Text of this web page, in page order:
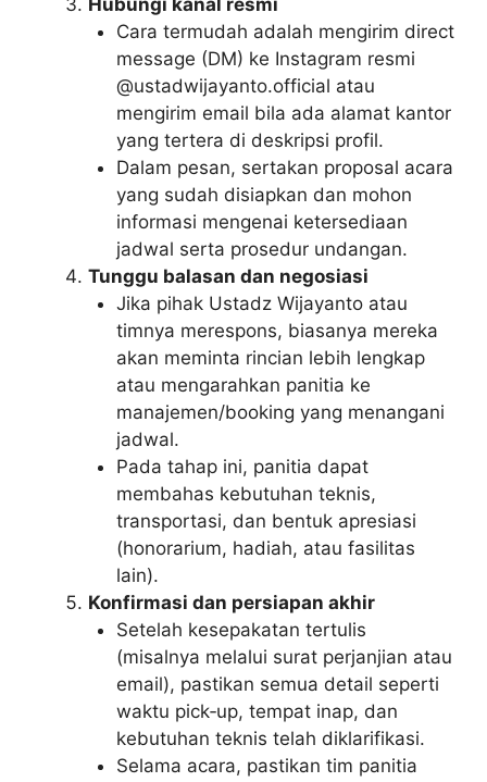
Cara termudah adalah mengirim direct
message (DM) ke Instagram resmi
@ustadwijayanto.official atau
mengirim email bila ada alamat kantor
yang tertera di deskripsi profil.
Dalam pesan, sertakan proposal acara
yang sudah disiapkan dan mohon
informasi mengenai ketersediaan
jadwal serta prosedur undangan.
Tunggu balasan dan negosiasi
Jika pihak Ustadz Wijayanto atau
timnya merespons, biasanya mereka
akan meminta rincian lebih lengkap
atau mengarahkan panitia ke
manajemen/booking yang menangani
jadwal.
Pada tahap ini, panitia dapat
membahas kebutuhan teknis,
transportasi, dan bentuk apresiasi
(honorarium, hadiah, atau fasilitas
lain).
Konfirmasi dan persiapan akhir
Setelah kesepakatan tertulis
(misalnya melalui surat perjanjian atau
email), pastikan semua detail seperti
waktu pick‑up, tempat inap, dan
kebutuhan teknis telah diklarifikasi.
Selama acara, pastikan tim panitia